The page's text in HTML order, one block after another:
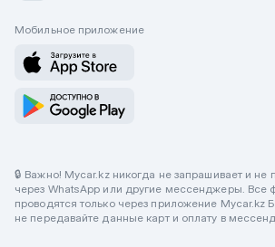
Мобильное приложение
🔒 Важно! Mycar.kz никогда не запрашивает и не
через WhatsApp или другие мессенджеры. Все
проводятся только через приложение Mycar.kz
не передавайте данные карт и оплату в